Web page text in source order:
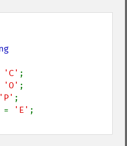
'C' ;
'O' ;
'P' ;
= 'E' ;